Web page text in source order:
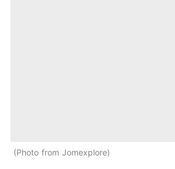
Photo from Jomexplore